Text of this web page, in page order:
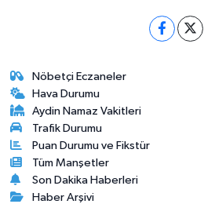
Nöbetçi Eczaneler
Hava Durumu
Aydin Namaz Vakitleri
Trafik Durumu
Puan Durumu ve Fikstür
Tüm Manşetler
Son Dakika Haberleri
Haber Arşivi